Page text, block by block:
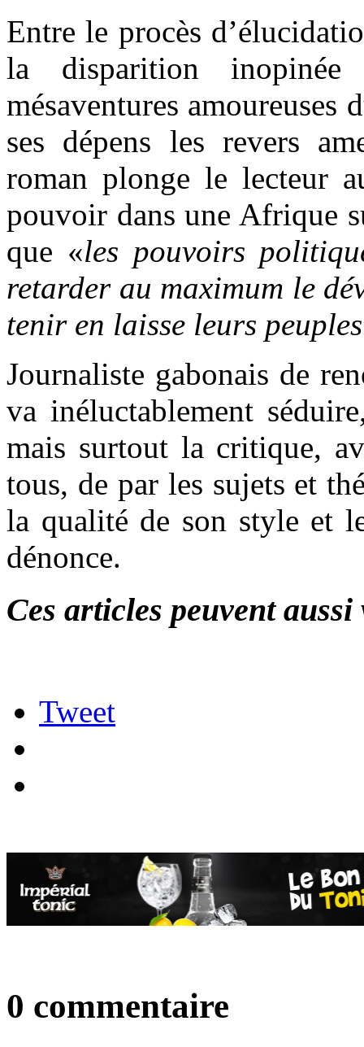
Entre le procès
la disparition
mésaventures amoureuses
ses dépens les revers
roman plonge le lecteur
pouvoir dans une Afrique
que «les pouvoirs
retarder au maximum le
tenir en laisse leurs peuples
Journaliste gabonais de
va inéluctablement
mais surtout la critique,
tous, de par les sujets et
la qualité de son style et
dénonce.
Ces articles peuvent
Tweet
0 commentaire